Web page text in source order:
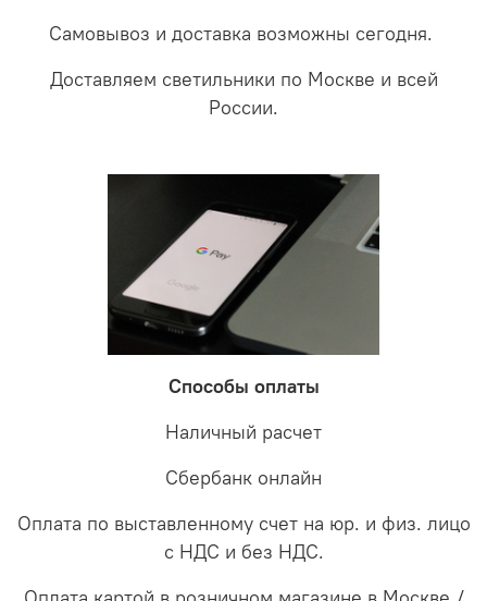
Самовывоз и доставка возможны сегодня.
Доставляем светильники по Москве и всей
России.
Способы оплаты
Наличный расчет
Сбербанк онлайн
Оплата по выставленному счет на юр. и физ. лицо
с НДС и без НДС.